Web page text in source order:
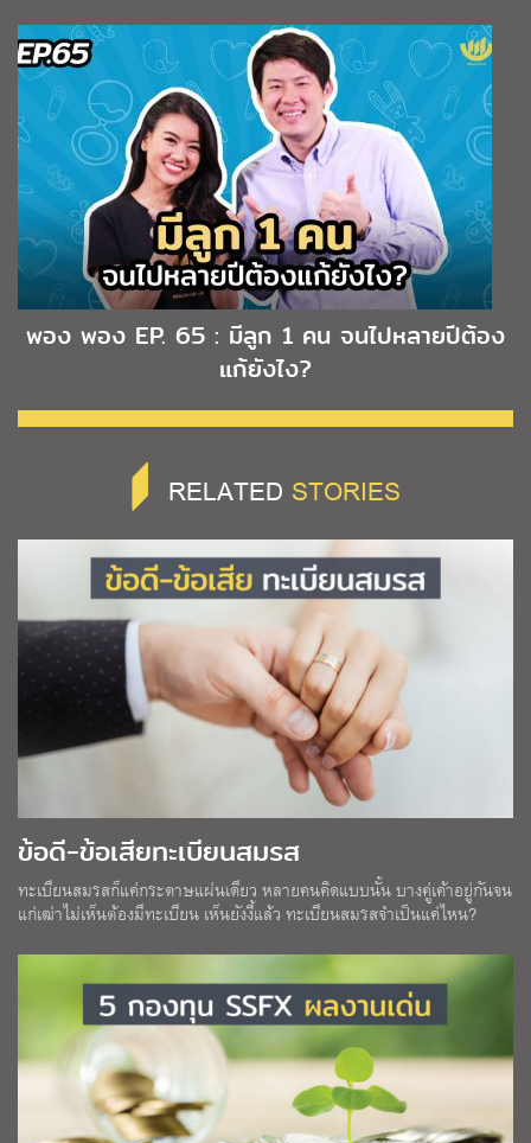
พอง พอง EP. 65 : มีลูก 1 คน จนไปหลายปีต้อง
แก้ยังไง?
RELATED STORIES
ข้อดี-ข้อเสียทะเบียนสมรส
ทะเบียนสมรสก็แค่กระดาษแผ่นเดียว หลายคนคิดแบบนั้น บางคู่เค้าอยู่กันจน
แก่เฒ่าไม่เห็นต้องมีทะเบียน เห็นยังงี้แล้ว ทะเบียนสมรสจำเป็นแค่ไหน?